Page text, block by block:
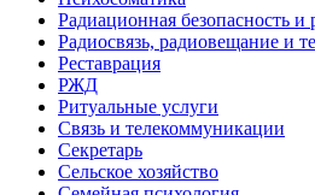
Радиационная безопасность
Радиосвязь, радиовещание и
Реставрация
РЖД
Ритуальные услуги
Связь и телекоммуникации
Секретарь
Сельское хозяйство